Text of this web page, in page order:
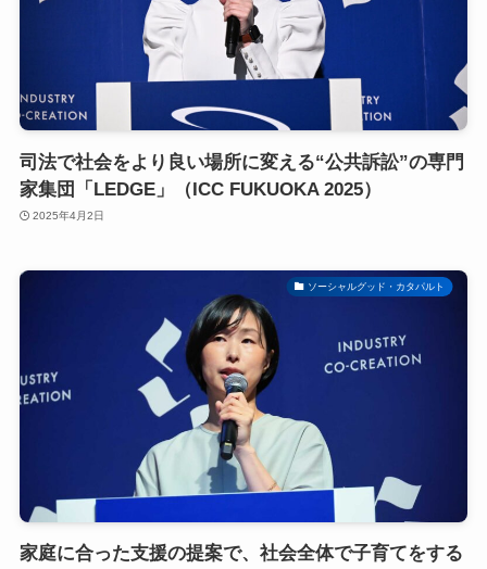
司法で社会をより良い場所に変える“公共訴訟”の専門
家集団「LEDGE」（ICC FUKUOKA 2025）
2025年4月2日
ソーシャルグッド・カタパルト
家庭に合った支援の提案で、社会全体で子育てをする